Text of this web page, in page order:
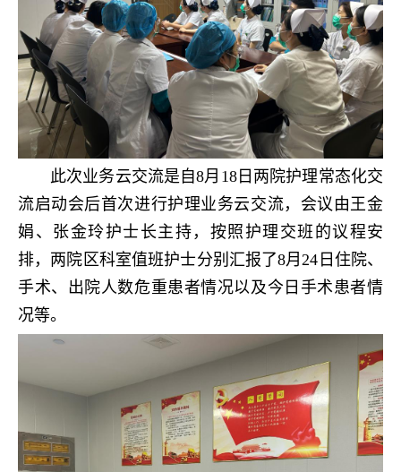
此次业务云交流是自8月18日两院护理常态化交
流启动会后首次进行护理业务云交流，会议由王金
娟、张金玲护士长主持，按照护理交班的议程安
排，两院区科室值班护士分别汇报了8月24日住院、
手术、出院人数危重患者情况以及今日手术患者情
况等。